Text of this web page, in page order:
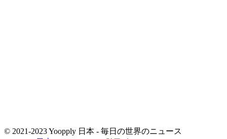
© 2021-2023 Yoopply 日本 - 毎日の世界のニュース